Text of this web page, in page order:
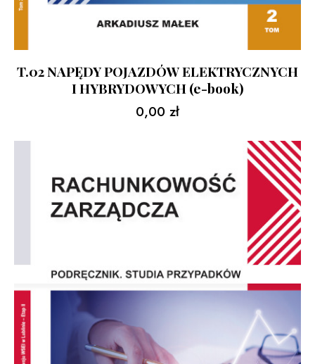
T.02 NAPĘDY POJAZDÓW ELEKTRYCZNYCH
I HYBRYDOWYCH (e-book)
0,00 zł